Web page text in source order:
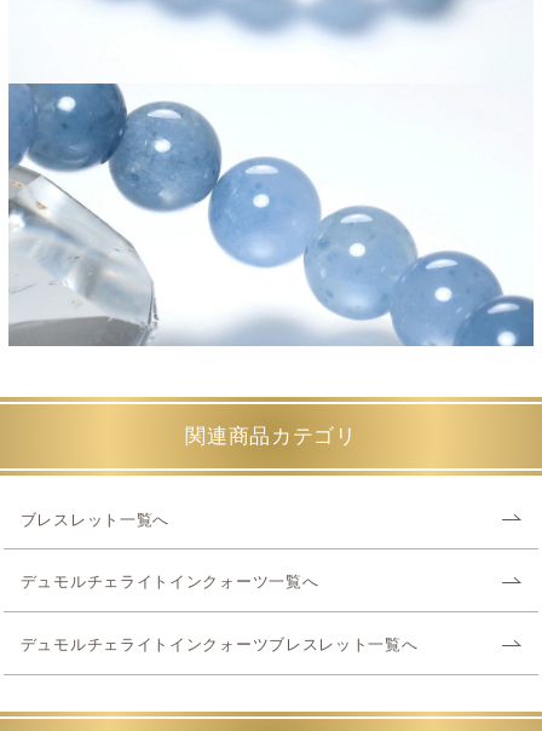
関連商品カテゴリ
ブレスレット一覧へ
デュモルチェライトインクォーツ一覧へ
デュモルチェライトインクォーツブレスレット一覧へ